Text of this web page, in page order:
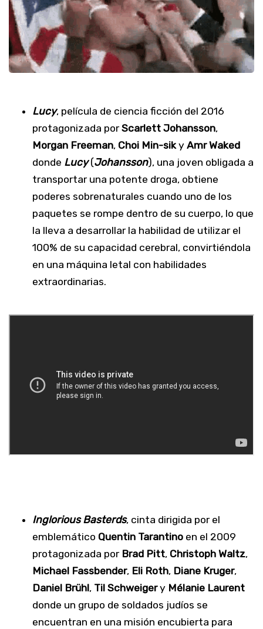
Lucy, película de ciencia ficción del 2016
protagonizada porScarlett Johansson,
Morgan Freeman, Choi Min-siky Amr Waked
donde Lucy(Johansson), una joven obligada a
transportar una potente droga, obtiene
poderes sobrenaturales cuando uno de los
paquetes se rompe dentro de su cuerpo, lo que
la lleva a desarrollar la habilidad de utilizar el
100% de su capacidad cerebral, convirtiéndola
en una máquina letal con habilidades
extraordinarias.
Inglorious Basterds, cinta dirigida por el
emblemático Quentin Tarantino en el 2009
protagonizada por Brad Pitt, Christoph Waltz,
Michael Fassbender, Eli Roth, Diane Kruger,
Daniel Brühl, Til Schweigery Mélanie Laurent
donde un grupo de soldados judíos se
encuentran en una misión encubierta para